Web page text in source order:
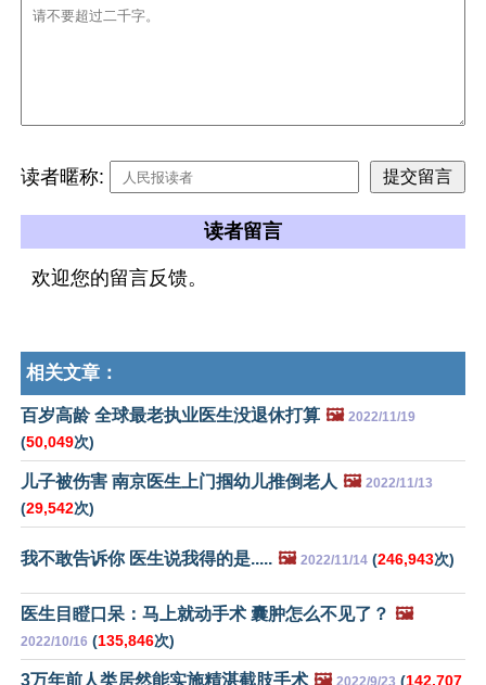
读者暱称:
读者留言
欢迎您的留言反馈。
相关文章：
百岁高龄 全球最老执业医生没退休打算 🖼️ 2022/11/19
(50,049次)
儿子被伤害 南京医生上门掴幼儿推倒老人 🖼️ 2022/11/13
(29,542次)
我不敢告诉你 医生说我得的是..... 🖼️ 2022/11/14 (246,943次)
医生目瞪口呆：马上就动手术 囊肿怎么不见了？ 🖼️
2022/10/16 (135,846次)
3万年前人类居然能实施精湛截肢手术 🖼️ 2022/9/23 (142,707